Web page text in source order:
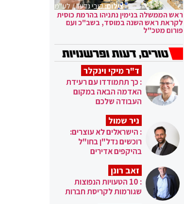
צילום:קובי גדעון / לע"מ
ראש הממשלה בנימין נתניהו בהרמת כוסית
לקראת ראש השנה במוסד, בשב"כ ועם
פורום מטכ"ל
ד"ר מיקי וינקלר
: כך תתמודדו עם רעידת
האדמה הבאה במקום
העבודה שלכם
ניר שמול
: הישראלים לא עוצרים:
רוכשים נדל"ן בחו"ל
בהיקפים אדירים
זאב רונן
: 10 הטעויות הנפוצות
שגורמות לקריסת חברות